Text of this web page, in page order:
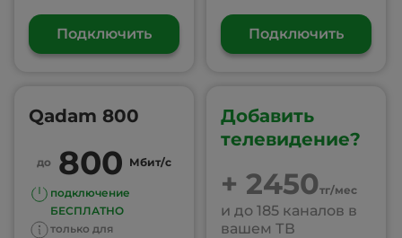
Подключить Подключить
Qadam 800
до 800 Мбит/с
подключение
БЕСПЛАТНО
только для
Добавить
телевидение?
+ 2450тг/мес
и до 185 каналов в
вашем ТВ